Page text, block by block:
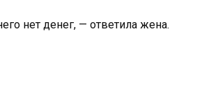
нет денег, — ответила жена.